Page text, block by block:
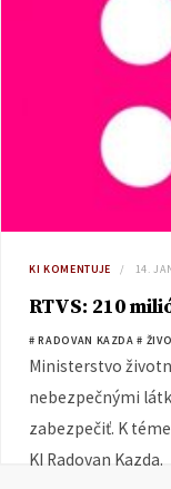
KI KOMENTUJE 14.
RTVS: 210
# RADOVAN KAZDA #
Ministerstvo
nebezpečnými
zabezpečiť. K
KI Radovan Kazda.